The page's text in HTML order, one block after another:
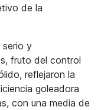
de la
serio y
fruto del control
reflejaron la
goleadora
con una media de